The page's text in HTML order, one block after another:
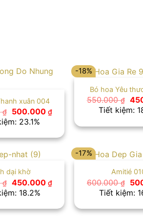
xuân 004
₫
Giá
gốc
là:
500.000 ₫Giá
hiện
500.000 ₫.
23.1%
-18%
Bó hoa Yêu
550.000₫
Giá
gốc
là:
Tiết kiệm:
dại khờ
₫ Giá
gốc
là:
450.000 ₫Giá
hiện
450.000 ₫.
18.2%
-17%
Amitié
600.000₫
Giá
gốc
là:
Tiết kiệm: